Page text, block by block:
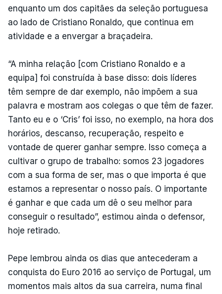
enquanto um dos capitães da seleção portuguesa
ao lado de Cristiano Ronaldo, que continua em
atividade e a envergar a braçadeira.
“A minha relação [com Cristiano Ronaldo e a
equipa] foi construída à base disso: dois líderes
têm sempre de dar exemplo, não impõem a sua
palavra e mostram aos colegas o que têm de fazer.
Tanto eu e o ‘Cris’ foi isso, no exemplo, na hora dos
horários, descanso, recuperação, respeito e
vontade de querer ganhar sempre. Isso começa a
cultivar o grupo de trabalho: somos 23 jogadores
com a sua forma de ser, mas o que importa é que
estamos a representar o nosso país. O importante
é ganhar e que cada um dê o seu melhor para
conseguir o resultado”, estimou ainda o defensor,
hoje retirado.
Pepe lembrou ainda os dias que antecederam a
conquista do Euro 2016 ao serviço de Portugal, um
momentos mais altos da sua carreira, numa final